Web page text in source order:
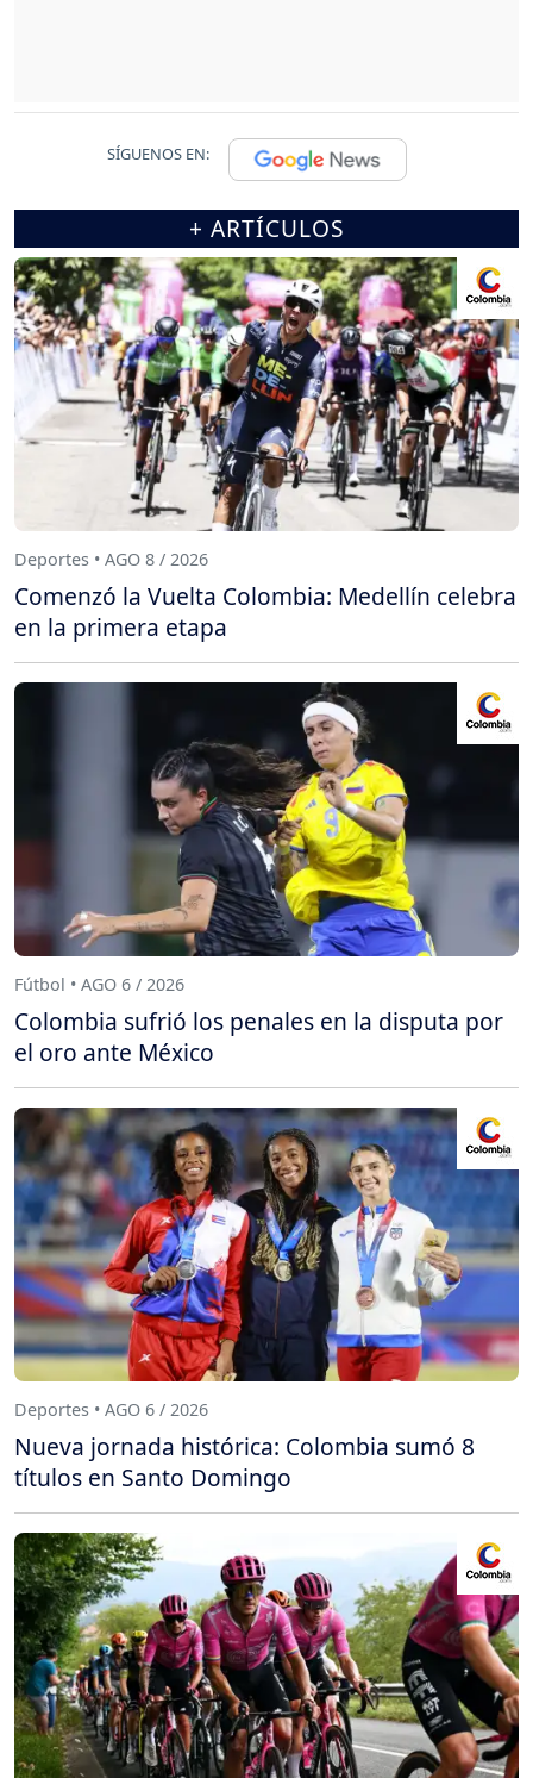
SÍGUENOS EN:
+ ARTÍCULOS
Deportes • AGO 8 / 2026
Comenzó la Vuelta Colombia: Medellín celebra
en la primera etapa
Fútbol • AGO 6 / 2026
Colombia sufrió los penales en la disputa por
el oro ante México
Deportes • AGO 6 / 2026
Nueva jornada histórica: Colombia sumó 8
títulos en Santo Domingo